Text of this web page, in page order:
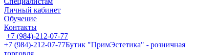
Личный кабинет
Обучение
Контакты
+7 (984)-212-07-77
+7 (984)-212-07-77Бутик "ПримЭстетика" - розничная
торговля